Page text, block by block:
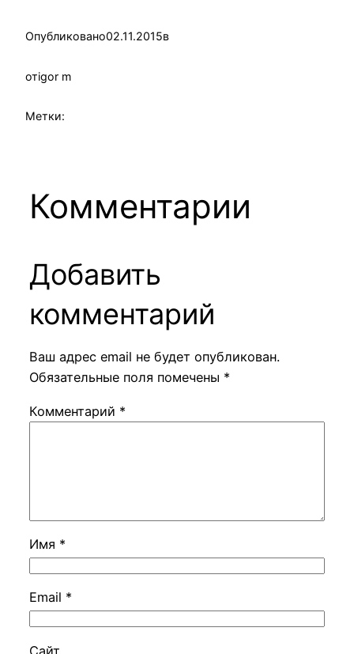
Опубликовано02.11.2015в
отigor m
Метки:
Комментарии
Добавить
комментарий
Ваш адрес email не будет опубликован.
Обязательные поля помечены *
Комментарий *
Имя *
Email *
Сайт